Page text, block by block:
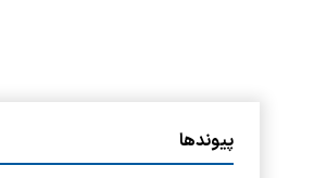
پیوندها